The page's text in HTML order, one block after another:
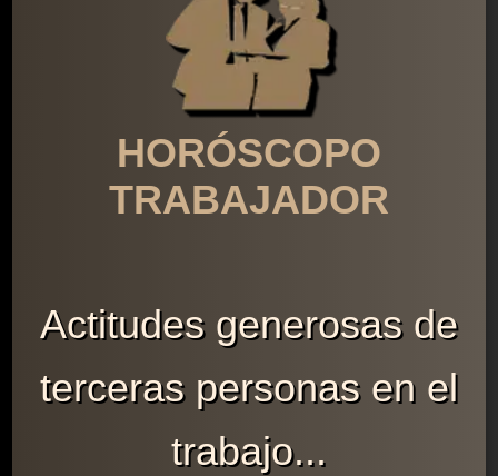
HORÓSCOPO
TRABAJADOR
Actitudes generosas de
terceras personas en el
trabajo...